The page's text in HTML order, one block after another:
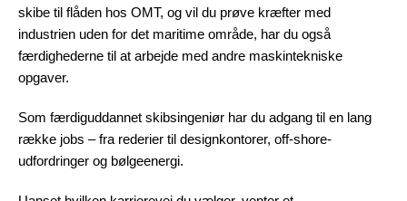
skibe til flåden hos OMT, og vil du prøve kræfter med
industrien uden for det maritime område, har du også
færdighederne til at arbejde med andre maskintekniske
opgaver.
Som færdiguddannet skibsingeniør har du adgang til en lang
række jobs – fra rederier til designkontorer, off-shore-
udfordringer og bølgeenergi.